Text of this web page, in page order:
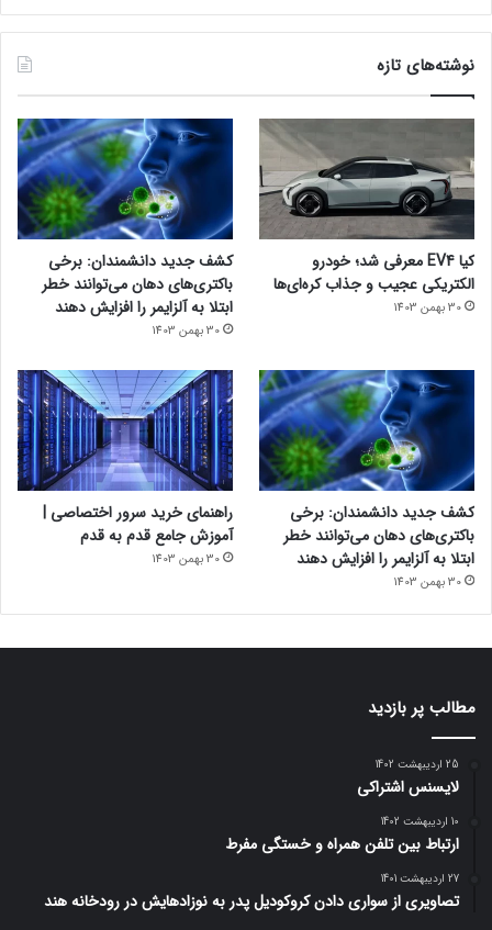
نوشته‌های تازه
کیا EV4 معرفی شد؛ خودرو
الکتریکی عجیب و جذاب کره‌ای‌ها
30 بهمن 1403
کشف جدید دانشمندان: برخی
باکتری‌های دهان می‌توانند خطر
ابتلا به آلزایمر را افزایش دهند
30 بهمن 1403
کشف جدید دانشمندان: برخی
باکتری‌های دهان می‌توانند خطر
ابتلا به آلزایمر را افزایش دهند
30 بهمن 1403
راهنمای خرید سرور اختصاصی |
آموزش جامع قدم به قدم
30 بهمن 1403
مطالب پر بازدید
25 اردیبهشت 1402
لایسنس اشتراکی
10 اردیبهشت 1402
ارتباط بین تلفن همراه و خستگی مفرط
27 اردیبهشت 1401
تصاویری از سواری دادن کروکودیل پدر به نوزادهایش در رودخانه هند